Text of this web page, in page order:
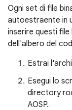
Ogni set di file
autoestraente in
inserire questi
dell'albero del
Estrai
Esegui lo
directory
AOSP.